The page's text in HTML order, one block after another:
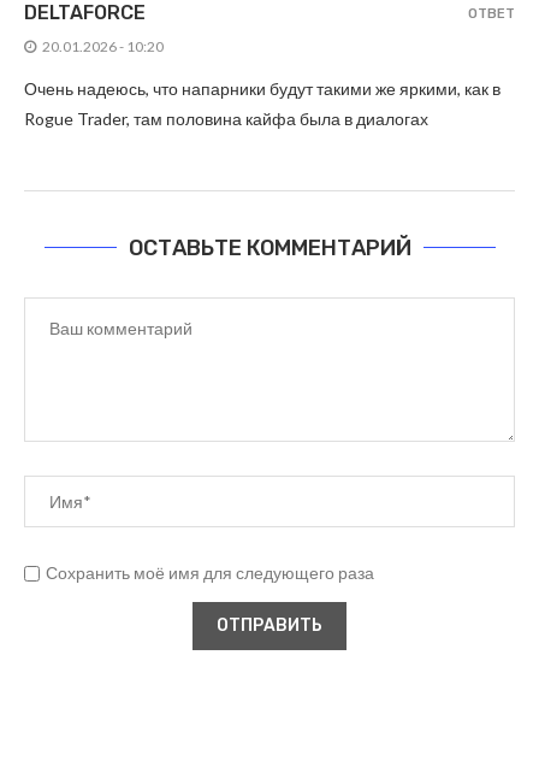
DELTAFORCE
20.01.2026 - 10:20
Очень надеюсь, что напарники будут такими же яркими, как в
Rogue Trader, там половина кайфа была в диалогах
ОТВЕТ
ОСТАВЬТЕ КОММЕНТАРИЙ
Сохранить моё имя для следующего раза